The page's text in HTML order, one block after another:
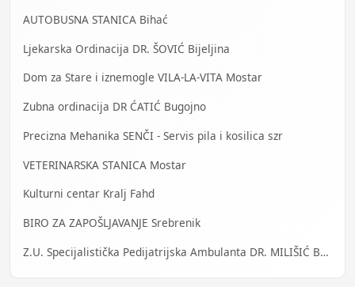
AUTOBUSNA STANICA Bihać
Ljekarska Ordinacija DR. ŠOVIĆ Bijeljina
Dom za Stare i iznemogle VILA-LA-VITA Mostar
Zubna ordinacija DR ĆATIĆ Bugojno
Precizna Mehanika SENČI - Servis pila i kosilica szr
VETERINARSKA STANICA Mostar
Kulturni centar Kralj Fahd
BIRO ZA ZAPOŠLJAVANJE Srebrenik
Z.U. Specijalistička Pedijatrijska Ambulanta DR. MILIŠIĆ Banja Luka